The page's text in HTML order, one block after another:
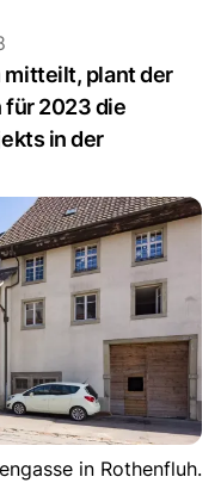
mitteilt, plant der
für 2023 die
in der
in Rothenfluh.